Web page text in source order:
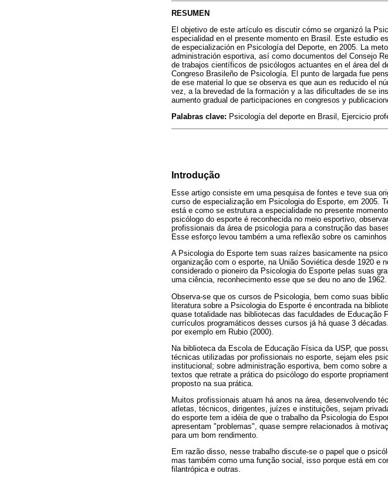
RESUMEN
El objetivo de este artículo es discutir cómo se organizó la
especialidad en el presente momento en Brasil. Este estudio
de especialización en Psicología del Deporte, en 2005. La
administración esportiva, así como documentos del Consejo
de trabajos científicos de psicólogos actuantes en el área del
Congreso Brasileño de Psicología. El punto de largada fue
de ese material lo que se observa es que aun es reducido el
vez, a la brevedad de la formación y a las dificultades de se
aumento gradual de participaciones en congresos y
Palabras clave: Psicología del deporte en Brasil, Ejercicio
Introdução
Esse artigo consiste em uma pesquisa de fontes e teve sua
curso de especialização em Psicologia do Esporte, em 2005.
está e como se estrutura a especialidade no presente
psicólogo do esporte é reconhecida no meio esportivo,
profissionais da área de psicologia para a construção das
Esse esforço levou também a uma reflexão sobre os
A Psicologia do Esporte tem suas raízes basicamente na
organização com o esporte, na União Soviética desde 1920 e
considerado o pioneiro da Psicologia do Esporte pelas suas
uma ciência, reconhecimento esse que se deu no ano de 1962.
Observa-se que os cursos de Psicologia, bem como suas
literatura sobre a Psicologia do Esporte é encontrada na
quase totalidade nas bibliotecas das faculdades de
currículos programáticos desses cursos já há quase 3
por exemplo em Rubio (2000).
Na biblioteca da Escola de Educação Física da USP, que
técnicas utilizadas por profissionais no esporte, sejam eles
institucional; sobre administração esportiva, bem como sobre
textos que retrate a prática do psicólogo do esporte
proposto na sua prática.
Muitos profissionais atuam há anos na área, desenvolvendo
atletas, técnicos, dirigentes, juízes e instituições, sejam
do esporte tem a idéia de que o trabalho da Psicologia do
apresentam "problemas", quase sempre relacionados à
para um bom rendimento.
Em razão disso, nesse trabalho discute-se o papel que o
mas também como uma função social, isso porque está em
filantrópica e outras.